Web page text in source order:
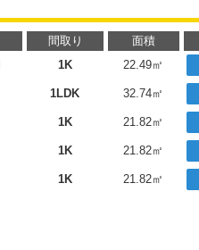
間取り 面積
1K 22.49㎡
1LDK 32.74㎡
1K 21.82㎡
1K 21.82㎡
1K 21.82㎡